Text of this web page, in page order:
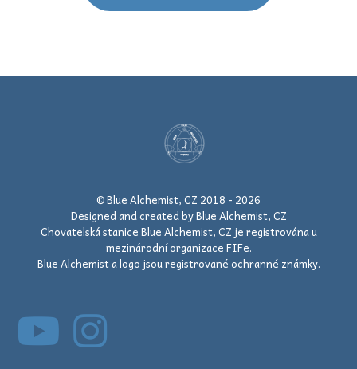
© Blue Alchemist, CZ 2018 - 2026
Designed and created by Blue Alchemist, CZ
Chovatelská stanice Blue Alchemist, CZ je registrována u
mezinárodní organizace FIFe.
Blue Alchemist a logo jsou registrované ochranné známky.